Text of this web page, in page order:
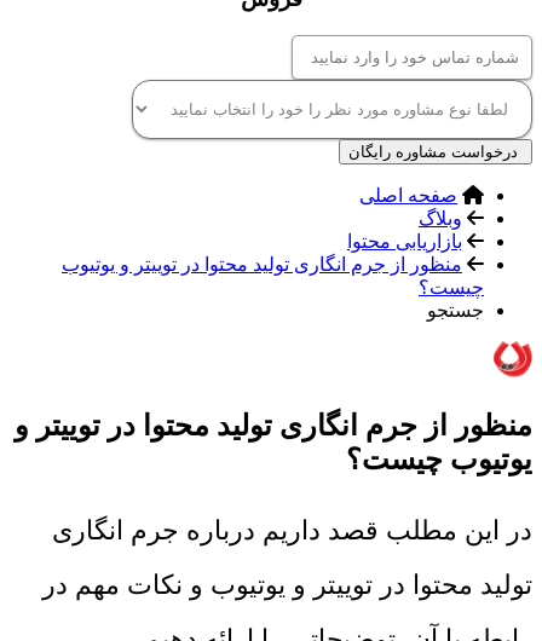
درخواست مشاوره رایگان
صفحه اصلی
وبلاگ
بازاریابی محتوا
منظور از جرم انگاری تولید محتوا در توییتر و یوتیوب
چیست؟
جستجو
منظور از جرم انگاری تولید محتوا در توییتر و
یوتیوب چیست؟
در این مطلب قصد داریم درباره جرم انگاری
تولید محتوا در توییتر و یوتیوب و نکات مهم در